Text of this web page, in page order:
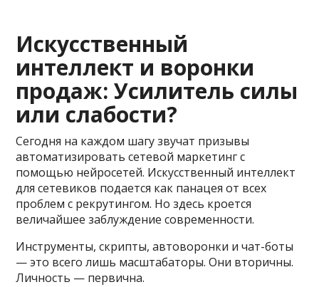
Искусственный
интеллект и воронки
продаж: Усилитель силы
или слабости?
Сегодня на каждом шагу звучат призывы
автоматизировать сетевой маркетинг с
помощью нейросетей. Искусственный интеллект
для сетевиков подается как панацея от всех
проблем с рекрутингом. Но здесь кроется
величайшее заблуждение современности.
Инструменты, скрипты, автоворонки и чат-боты
— это всего лишь масштабаторы. Они вторичны.
Личность — первична.